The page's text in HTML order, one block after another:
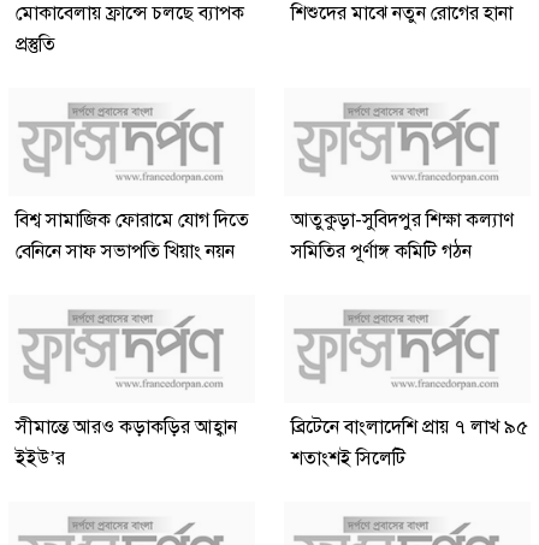
মোকাবেলায় ফ্রান্সে চলছে ব্যাপক
প্রস্তুতি
শিশুদের মাঝে নতুন রোগের হানা
বিশ্ব সামাজিক ফোরামে যোগ দিতে
বেনিনে সাফ সভাপতি খিয়াং নয়ন
আতুকুড়া-সুবিদপুর শিক্ষা কল্যাণ
সমিতির পূর্ণাঙ্গ কমিটি গঠন
সীমান্তে আরও কড়াকড়ির আহ্বান
ইইউ’র
ব্রিটেনে বাংলাদেশি প্রায় ৭ লাখ ৯৫
শতাংশই সিলেটি